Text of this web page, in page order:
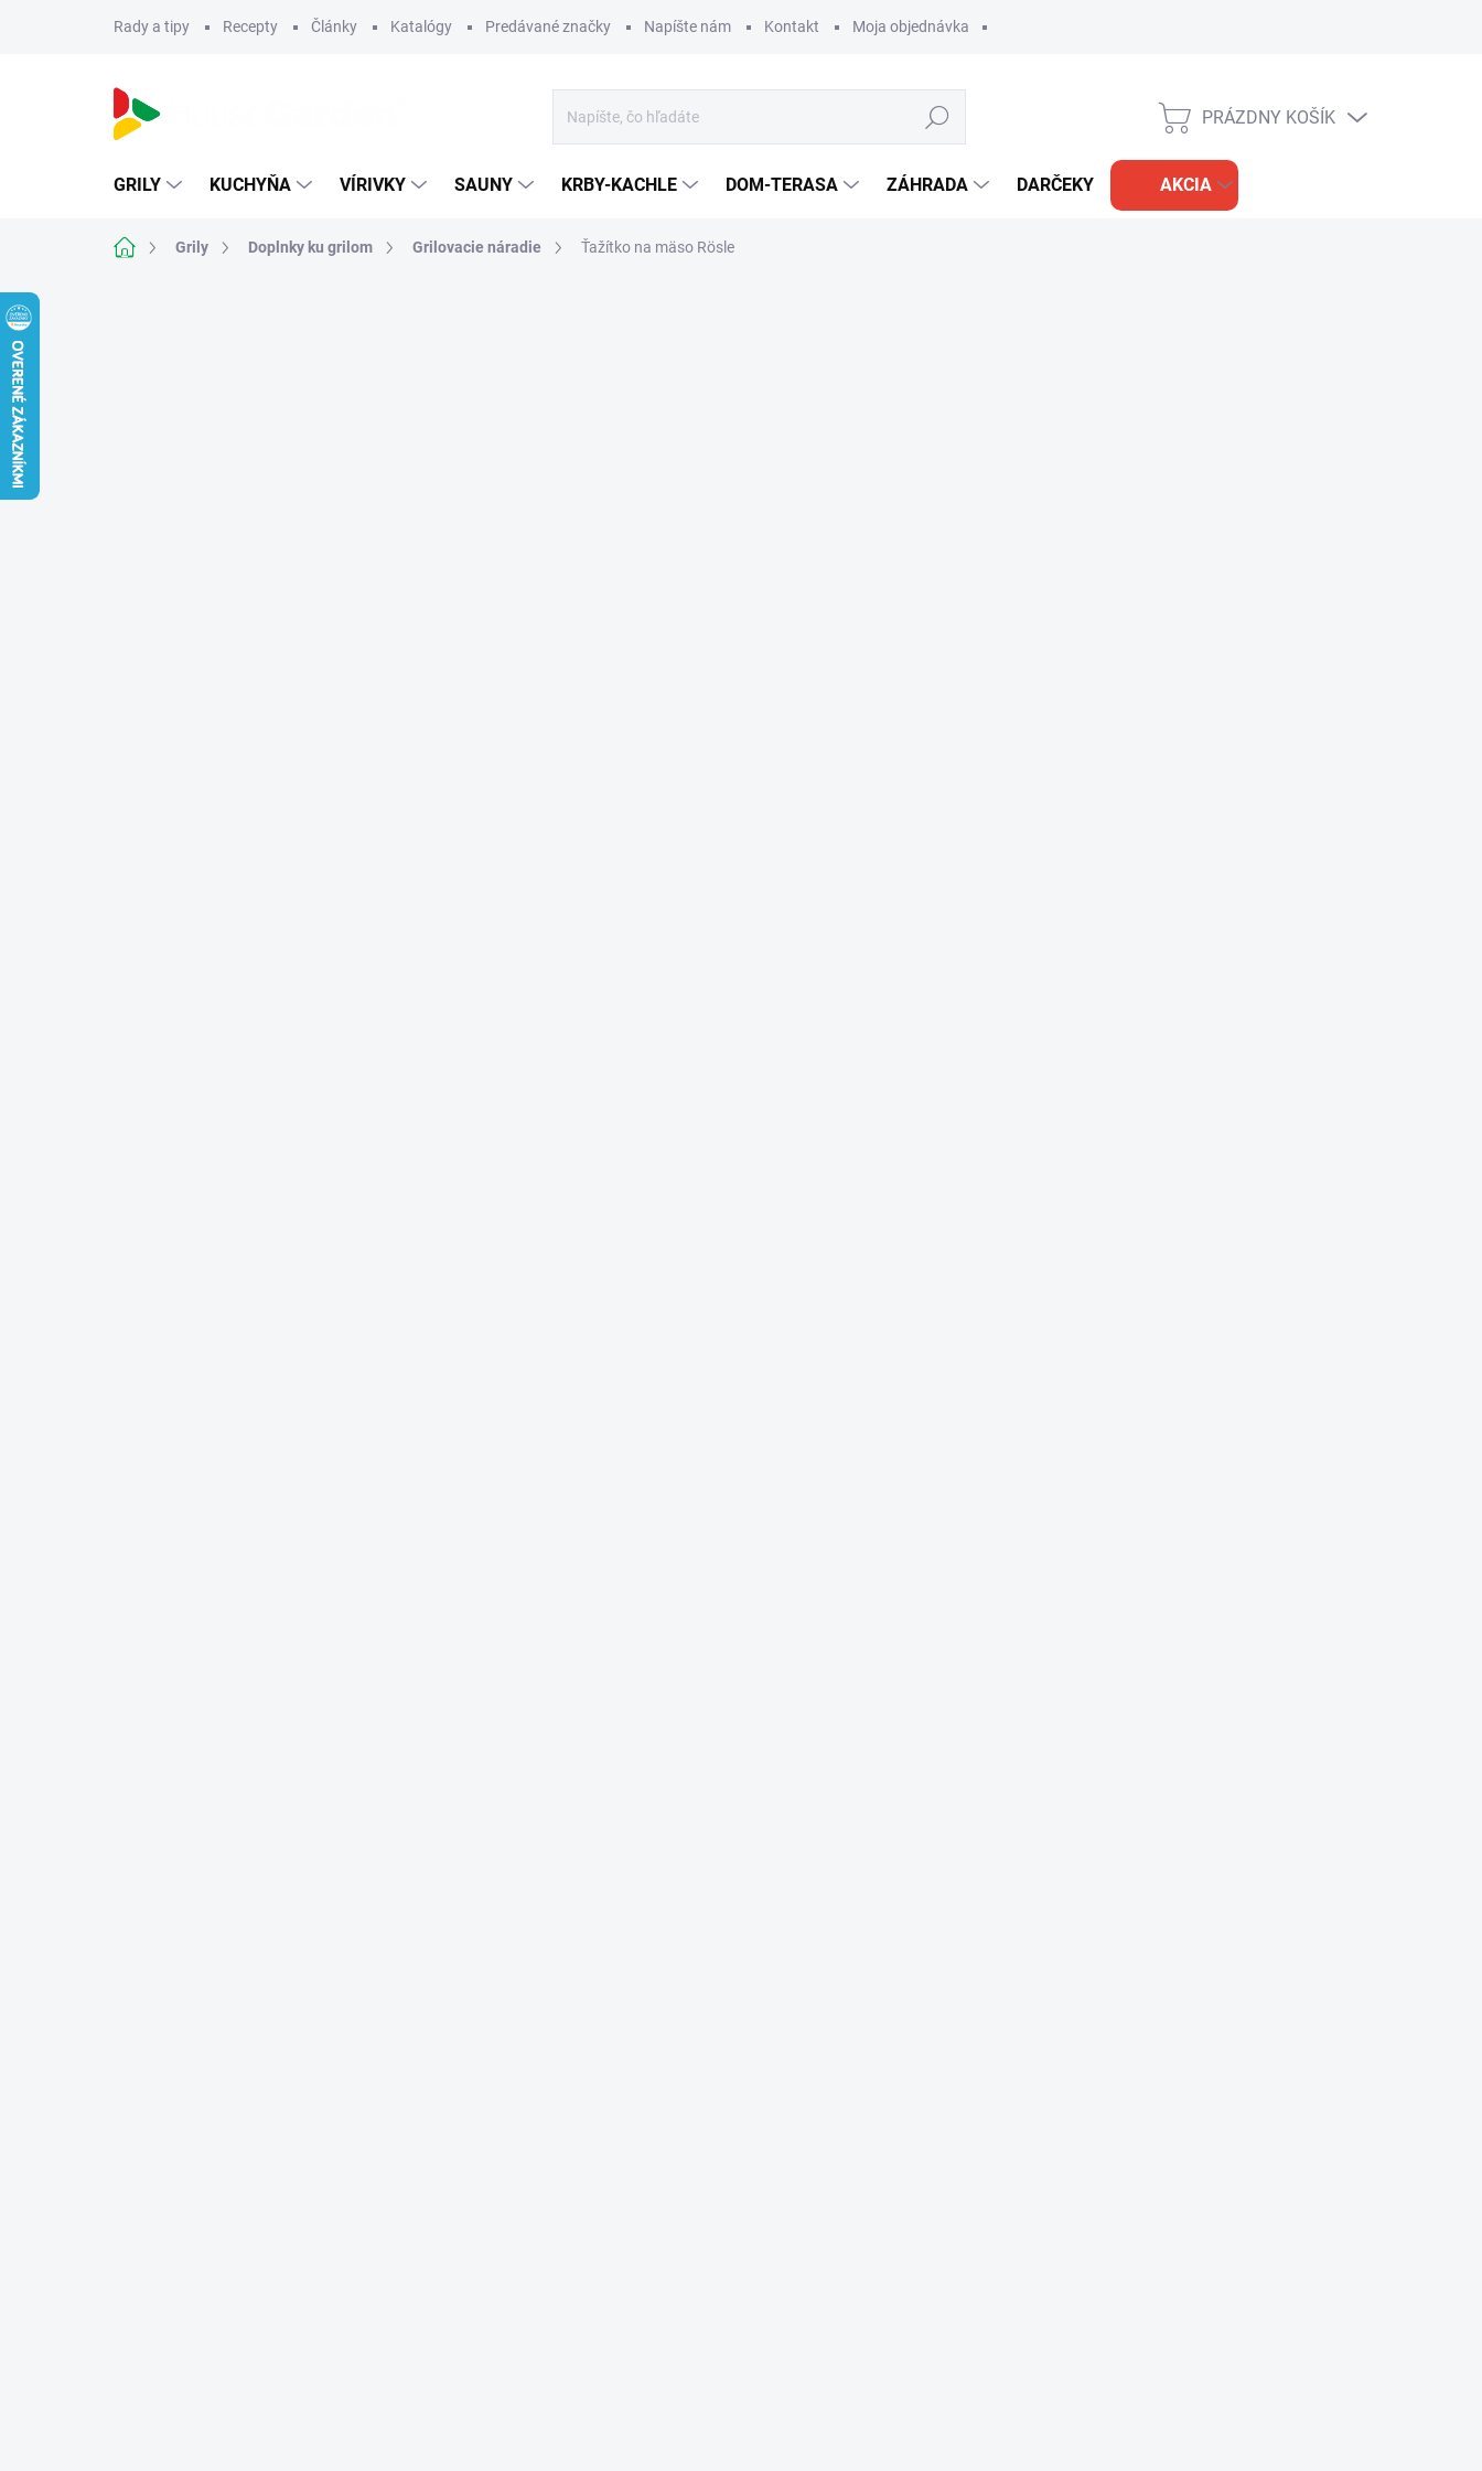
Rady a tipy Recepty Články Katalógy Predávané značky Napíšte nám Kontakt Moja objednávka
Hľadať
NÁKUPNÝ
PRÁZDNY KOŠÍK
GRILY KUCHYŇA VÍRIVKY SAUNY KRBY-KACHLE DOM-TERASA ZÁHRADA DARČEKY AKCIA
DomovGrily Doplnky ku grilom Grilovacie náradie Ťažítko na mäso Rösle